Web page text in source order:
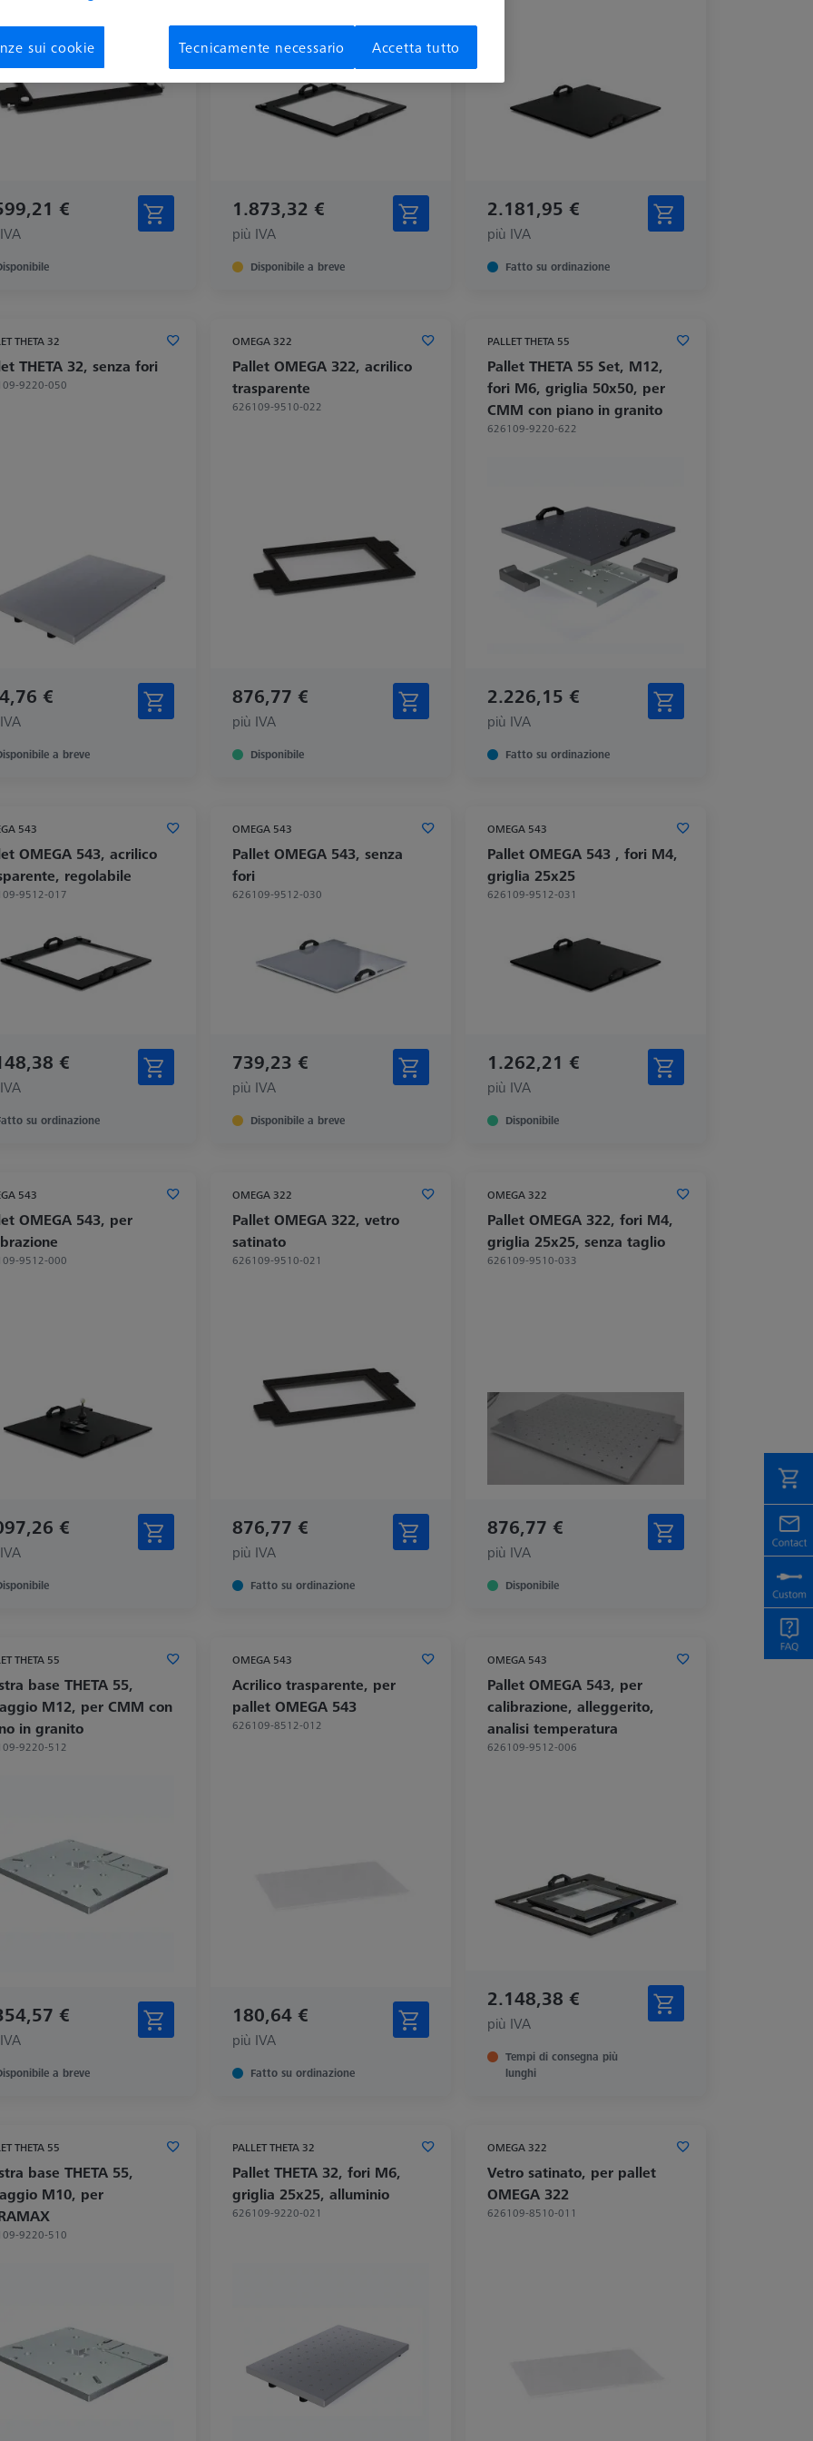
€ 1.873,32 €
più IVA
Disponibile a breve
2.181,95 €
più IVA
Fatto su ordinazione
THETA 32
THETA 32, senza fori
9220-050
€
a breve
OMEGA 322
Pallet OMEGA 322, acrilico
trasparente
626109-9510-022
876,77 €
più IVA
Disponibile
PALLET THETA 55
Pallet THETA 55 Set, M12,
fori M6, griglia 50x50, per
CMM con piano in granito
626109-9220-622
2.226,15 €
più IVA
Fatto su ordinazione
543
OMEGA 543, acrilico
regolabile
9512-017
€
su ordinazione
OMEGA 543
Pallet OMEGA 543, senza
fori
626109-9512-030
739,23 €
più IVA
Disponibile a breve
OMEGA 543
Pallet OMEGA 543 , fori M4,
griglia 25x25
626109-9512-031
1.262,21 €
più IVA
Disponibile
543
OMEGA 543, per
9512-000
€
OMEGA 322
Pallet OMEGA 322, vetro
satinato
626109-9510-021
876,77 €
più IVA
Fatto su ordinazione
OMEGA 322
Pallet OMEGA 322, fori M4,
griglia 25x25, senza taglio
626109-9510-033
876,77 €
più IVA
Disponibile
THETA 55
base THETA 55,
M12, per CMM con
in granito
9220-512
€
a breve
OMEGA 543
Acrilico trasparente, per
pallet OMEGA 543
626109-8512-012
180,64 €
più IVA
Fatto su ordinazione
OMEGA 543
Pallet OMEGA 543, per
calibrazione, alleggerito,
analisi temperatura
626109-9512-006
2.148,38 €
più IVA
Tempi di consegna più
lunghi
THETA 55
base THETA 55,
M10, per
9220-510
PALLET THETA 32
Pallet THETA 32, fori M6,
griglia 25x25, alluminio
626109-9220-021
OMEGA 322
Vetro satinato, per pallet
OMEGA 322
626109-8510-011
sui cookie Tecnicamente necessario Accetta tutto